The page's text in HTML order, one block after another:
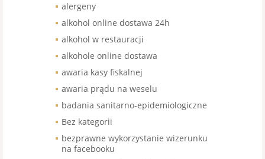
alergeny
alkohol online dostawa 24h
alkohol w restauracji
alkohole online dostawa
awaria kasy fiskalnej
awaria prądu na weselu
badania sanitarno-epidemiologiczne
Bez kategorii
bezprawne wykorzystanie wizerunku
na facebooku